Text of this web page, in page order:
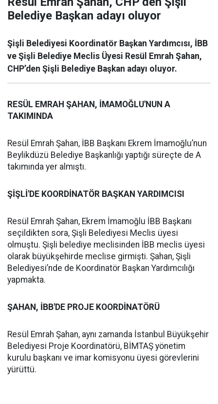
Belediye Başkan adayı oluyor
Şişli Belediyesi Koordinatör Başkan Yardımcısı, İBB
ve Şişli Belediye Meclis Üyesi Resül Emrah Şahan,
CHP’den Şişli Belediye Başkan adayı oluyor.
RESÜL EMRAH ŞAHAN, İMAMOĞLU'NUN A
TAKIMINDA
Resül Emrah Şahan, İBB Başkanı Ekrem İmamoğlu’nun
Beylikdüzü Belediye Başkanlığı yaptığı süreçte de A
takımında yer almıştı.
ŞİŞLİ'DE KOORDİNATÖR BAŞKAN YARDIMCISI
Resül Emrah Şahan, Ekrem İmamoğlu İBB Başkanı
seçildikten sora, Şişli Belediyesi Meclis üyesi
olmuştu. Şişli belediye meclisinden İBB meclis üyesi
olarak büyükşehirde meclise girmişti. Şahan, Şişli
Belediyesi’nde de Koordinatör Başkan Yardımcılığı
yapmakta.
ŞAHAN, İBB'DE PROJE KOORDİNATÖRÜ
Resül Emrah Şahan, aynı zamanda İstanbul Büyükşehir
Belediyesi Proje Koordinatörü, BİMTAŞ yönetim
kurulu başkanı ve imar komisyonu üyesi görevlerini
yürüttü.